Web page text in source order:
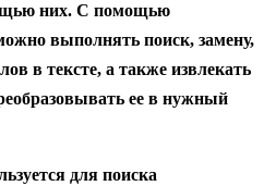
них. С помощью
выполнять поиск, замену,
в тексте, а также извлекать
ее в нужный
для поиска